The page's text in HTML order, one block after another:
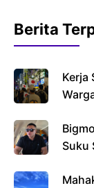
k
Berita
Kerja
Suku